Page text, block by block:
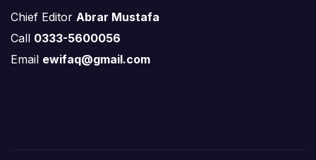
Chief Editor Abrar Mustafa
Call 0333-5600056
Email ewifaq@gmail.com